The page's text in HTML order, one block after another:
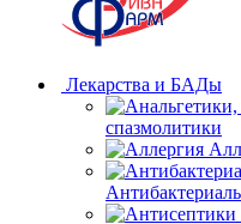
Лекарства и БАДы
спазмолитики